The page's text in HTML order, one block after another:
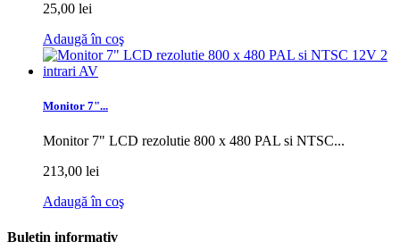
25,00 lei
Adaugă în coş
Monitor 7"...
Monitor 7" LCD rezolutie 800 x 480 PAL si NTSC...
213,00 lei
Adaugă în coş
Buletin informativ